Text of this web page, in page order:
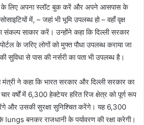
के लिए अपना स्लॉट बुक करें और अपने आसपास के
में, – जहां भी भूमि उपलब्ध हो – वहाँ वृक्ष
संकल्प साकार करें। उन्होंने कहा कि दिल्ली सरकार
के जरिए लोगों को मुफ्त पौधा उपलब्ध कराया जा
सुविधा से पास की नर्सरी का पता भी उपलब्ध है।
मंत्री ने कहा कि भारत सरकार और दिल्ली सरकार का
वर्षों में 6,300 हेक्टेयर हरित रिज क्षेत्र को पूर्ण रूप
और उसकी सुरक्षा सुनिश्चित करेंगे। यह 6,300
lungs बनकर राजधानी के पर्यावरण की रक्षा करेगी।